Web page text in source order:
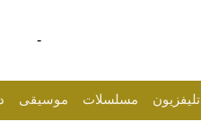
-
تليفزيون مسلسلات موسيقى